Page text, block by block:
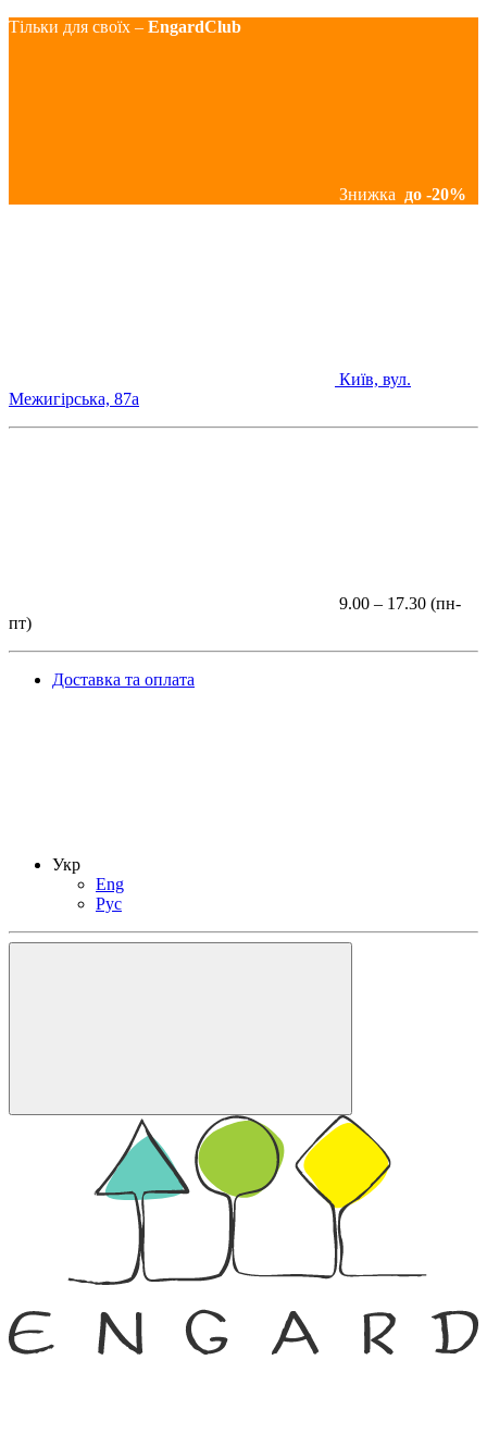
Тільки для своїх – EngardClub
Знижка до -20%
Київ, вул.
Межигірська, 87а
9.00 – 17.30 (пн-
пт)
Доставка та оплата
Укр
Eng
Рус